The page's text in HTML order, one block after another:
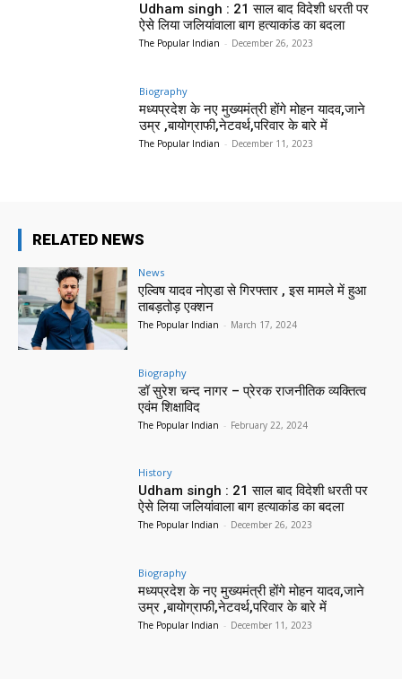
Udham singh : 21 साल बाद विदेशी धरती पर
ऐसे लिया जलियांवाला बाग हत्याकांड का बदला
The Popular Indian - December 26, 2023
Biography
मध्यप्रदेश के नए मुख्यमंत्री होंगे मोहन यादव,जाने
उम्र ,बायोग्राफी,नेटवर्थ,परिवार के बारे में
The Popular Indian - December 11, 2023
RELATED NEWS
News
एल्विष यादव नोएडा से गिरफ्तार , इस मामले में हुआ
ताबड़तोड़ एक्शन
The Popular Indian - March 17, 2024
Biography
डॉ सुरेश चन्द नागर – प्रेरक राजनीतिक व्यक्तित्व
एवंम शिक्षाविद
The Popular Indian - February 22, 2024
History
Udham singh : 21 साल बाद विदेशी धरती पर
ऐसे लिया जलियांवाला बाग हत्याकांड का बदला
The Popular Indian - December 26, 2023
Biography
मध्यप्रदेश के नए मुख्यमंत्री होंगे मोहन यादव,जाने
उम्र ,बायोग्राफी,नेटवर्थ,परिवार के बारे में
The Popular Indian - December 11, 2023